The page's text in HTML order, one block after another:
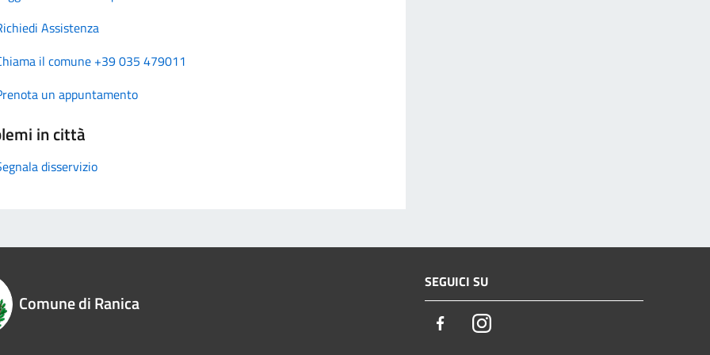
Assistenza
il comune +39 035 479011
un appuntamento
in città
disservizio
Comune di Ranica
SEGUICI SU
FacebookInstagram